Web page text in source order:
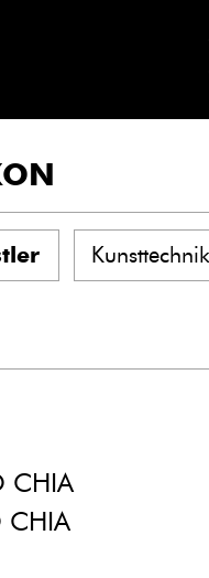
CHIA
CHIA